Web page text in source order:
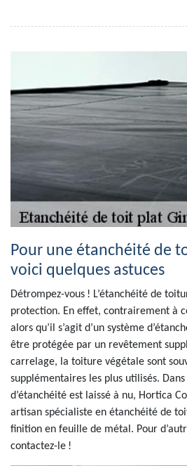
Pour une étanchéité de
voici quelques astuces
Détrompez-vous ! L’étanchéité de
protection. En effet, contrairement à
alors qu’il s’agit d’un système
être protégée par un revêtement
carrelage, la toiture végétale sont
supplémentaires les plus utilisés.
d’étanchéité est laissé à nu, Hortica
artisan spécialiste en étanchéité de
finition en feuille de métal. Pour
contactez-le !